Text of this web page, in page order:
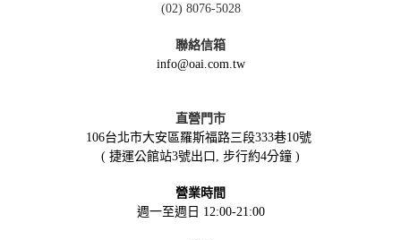
(02) 8076-5028
聯絡信箱
info@oai.com.tw
直營門市
106台北市大安區羅斯福路三段333巷10號
( 捷運公館站3號出口, 步行約4分鐘 )
營業時間
週一至週日 12:00-21:00